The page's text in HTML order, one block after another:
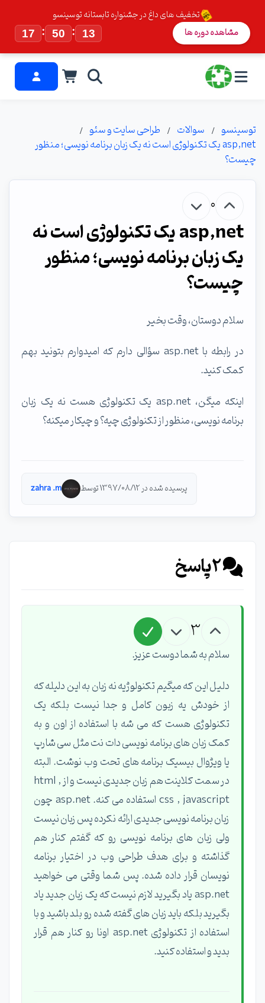
تخفیف های داغ در جشنواره تابستانه توسینسو
17
: 50 : 12 مشاهده دوره ها
توسینسو سوالات
طراحی سایت و سئو
asp,net یک تکنولوژی است نه یک زبان برنامه نویسی؛ منظور
چیست؟
0
asp,net یک تکنولوژی است نه
یک زبان برنامه نویسی؛ منظور
چیست؟
سلام دوستان، وقت بخیر
در رابطه با asp.net سؤالی دارم که امیدوارم بتونید بهم
کمک کنید.
اینکه میگن، asp.net یک تکنولوژی هست نه یک زبان
برنامه نویسی، منظور از تکنولوژی چیه؟ و چیکار میکنه؟
پرسیده شده در 1397/08/12 توسط zahra .m
2پاسخ
3
سلام به شما دوست عزیز.
دلیل این که میگیم تکنولوژیه نه زبان به این دلیله که
از خودش یه زبون کامل و جدا نیست بلکه یک
تکنولوژی هست که می شه با استفاده از اون و به
کمک زبان های برنامه نویسی دات نت مثل سی شارپ
یا ویژوال بیسیک برنامه های تحت وب نوشت. البته
در سمت کلاینت هم زبان جدیدی نیست و از html ,
css , javascript استفاده می کنه. asp.net چون
زبان برنامه نویسی جدیدی ارائه نکرده پس زبان نیست
ولی زبان های برنامه نویسی رو که گفتم کنار هم
گذاشته و برای هدف طراحی وب در اختیار برنامه
نویسان قرار داده شده. پس شما وقتی می خواهید
asp.net یاد بگیرید لازم نیست که یک زبان جدید یاد
بگیرید بلکه باید زبان های گفته شده رو بلد باشید و با
استفاده از تکنولوژی asp.net اونا رو کنار هم قرار
بدید و استفاده کنید.